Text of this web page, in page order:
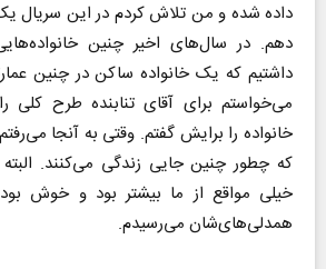
داده شده و من تلاش کردم در این سریال
دهم. در سال‌های اخیر چنین
داشتیم که یک خانواده ساکن در چنین
می‌خواستم برای آقای تنابنده طرح کلی
خانواده را برایش گفتم. وقتی به آنجا
که چطور چنین جایی زندگی می‌کنند.
خیلی مواقع از ما بیشتر بود و خوش
همدلی‌های‌شان می‌رسیدم.